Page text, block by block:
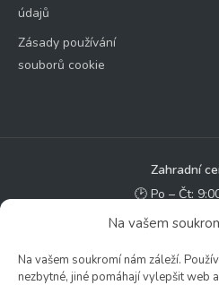
Na vašem
Na vašem soukromí nám záleží.
nezbytné, jiné pomáhají vylepšit web
údajů
Zásady používání
souborů cookie
Zahradní
🕑 Po – Čt:
🕑 Pá – So: